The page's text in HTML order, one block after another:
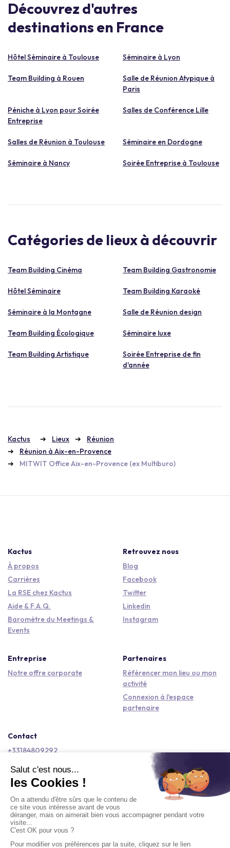
Découvrez d'autres
destinations en France
Hôtel Séminaire à Toulouse Séminaire à Lyon
Team Building à Rouen
Salle de Réunion Atypique à
Paris
Péniche à Lyon pour Soirée
Entreprise
Salles de Conférence Lille
Salles de Réunion à Toulouse Séminaire en Dordogne
Séminaire à Nancy Soirée Entreprise à Toulouse
Catégories de lieux à découvrir
Team Building Cinéma Team Building Gastronomie
Hôtel Séminaire Team Building Karaoké
Séminaire à la Montagne Salle de Réunion design
Team Building Écologique Séminaire luxe
Team Building Artistique
Soirée Entreprise de fin
d'année
Kactus Lieux
Réunion
Réunion à Aix-en-Provence
MITWIT Office Aix-en-Provence (ex Multiburo)
Kactus
À propos
Carrières
La RSE chez Kactus
Aide & F.A.Q.
Baromètre du Meetings &
Events
Retrouvez nous
Blog
Facebook
Twitter
Linkedin
Instagram
Entreprise
Notre offre corporate
Partenaires
Référencer mon lieu ou mon
activité
Connexion à l'espace
partenaire
Contact
+33184809292
Copyright © 2026 Kactus Tous droits réservés
Conditions générales d'utilisation
Mentions légales
Signaler un contenu